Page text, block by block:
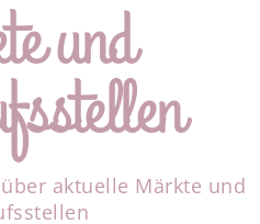
und
aktuelle Märkte und